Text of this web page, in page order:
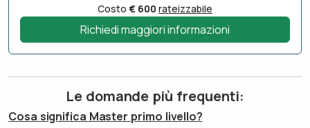
Costo € 600 rateizzabile
Richiedi maggiori informazioni
Le domande più frequenti:
Cosa significa Master primo livello?